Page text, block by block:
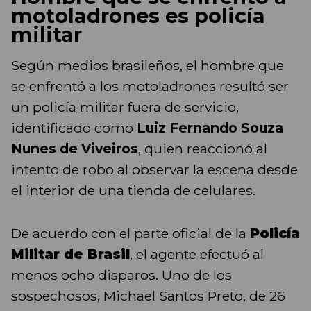
motoladrones es policía
militar
Según medios brasileños, el hombre que
se enfrentó a los motoladrones resultó ser
un policía militar fuera de servicio,
identificado como Luiz Fernando Souza
Nunes de Viveiros, quien reaccionó al
intento de robo al observar la escena desde
el interior de una tienda de celulares.
De acuerdo con el parte oficial de la Policía
Militar de Brasil, el agente efectuó al
menos ocho disparos. Uno de los
sospechosos, Michael Santos Preto, de 26